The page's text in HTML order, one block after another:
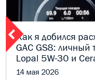
Как я добился
GAC GS8: личный
Lopal 5W-30 и
14 мая 2026